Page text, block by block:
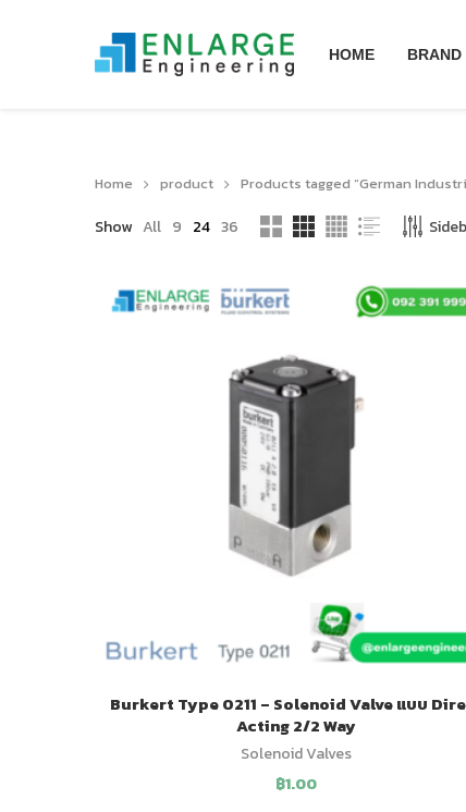
HOME BRAND
Home product Products tagged “German
Show All 9 24 36
Burkert Type 0211 – Solenoid Valve แบบ
Acting 2/2 Way
Solenoid Valves
฿1.00